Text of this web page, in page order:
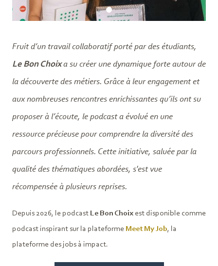
Fruit d’un travail collaboratif porté par des étudiants,
Le Bon Choixa su créer une dynamique forte autour de
la découverte des métiers. Grâce à leur engagement et
aux nombreuses rencontres enrichissantes qu’ils ont su
proposer à l’écoute, le podcast a évolué en une
ressource précieuse pour comprendre la diversité des
parcours professionnels. Cette initiative, saluée par la
qualité des thématiques abordées, s'est vue
récompensée à plusieurs reprises.
Depuis 2026, le podcast Le Bon Choix est disponible comme
podcast inspirant sur la plateforme Meet My Job, la
plateforme des jobs à impact.